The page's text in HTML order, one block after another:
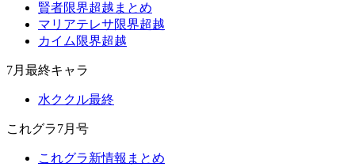
賢者限界超越まとめ
マリアテレサ限界超越
カイム限界超越
7月最終キャラ
水ククル最終
これグラ7月号
これグラ新情報まとめ